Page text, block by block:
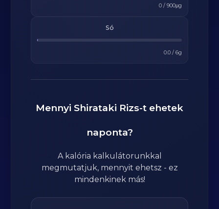
0/ 900μg
Só
0.0/ 6g
Mennyi Shirataki Rizs-t ehetek
naponta?
A kalória kalkulátorunkkal
megmutatjuk, mennyit ehetsz - ez
mindenkinek más!